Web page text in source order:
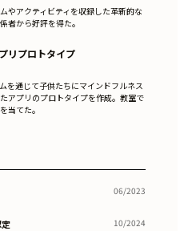
やアクティビティを収録した革新的な
者から好評を得た。
リプロトタイプ
を通じて子供たちにマインドフルネス
アプリのプロトタイプを作成。教室で
当てた。
06/2023
10/2024